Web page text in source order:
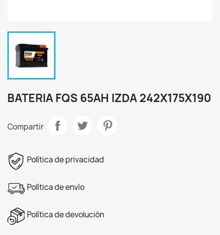
BATERIA FQS 65AH IZDA 242X175X190
Compartir
Política de privacidad
Política de envío
Política de devolución